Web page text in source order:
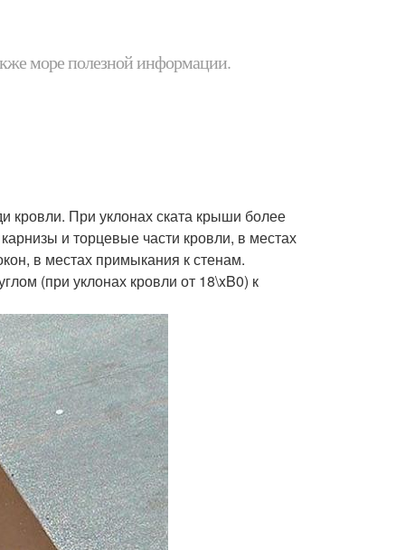
море полезной информации.
кровли. При уклонах ската крыши более
и торцевые части кровли, в местах
в местах примыкания к стенам.
(при уклонах кровли от 18\xB0) к